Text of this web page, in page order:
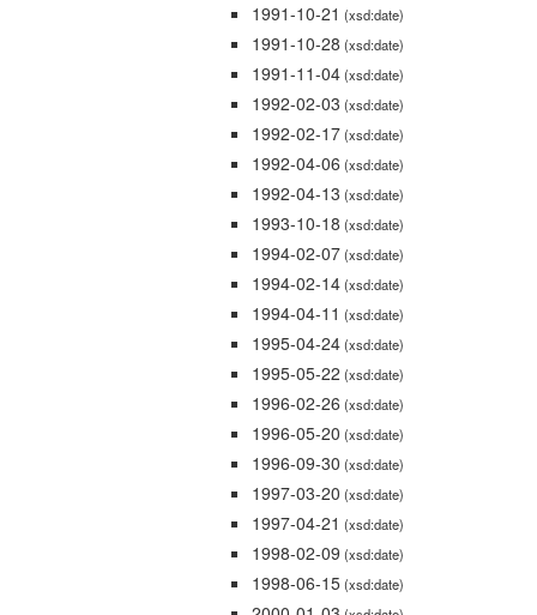
1991-10-21 (xsd:date)
1991-10-28 (xsd:date)
1991-11-04(xsd:date)
1992-02-03 (xsd:date)
1992-02-17(xsd:date)
1992-04-06 (xsd:date)
1992-04-13 (xsd:date)
1993-10-18 (xsd:date)
1994-02-07(xsd:date)
1994-02-14(xsd:date)
1994-04-11 (xsd:date)
1995-04-24(xsd:date)
1995-05-22 (xsd:date)
1996-02-26 (xsd:date)
1996-05-20 (xsd:date)
1996-09-30 (xsd:date)
1997-03-20 (xsd:date)
1997-04-21 (xsd:date)
1998-02-09 (xsd:date)
1998-06-15(xsd:date)